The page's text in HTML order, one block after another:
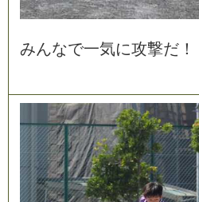
みんなで一気に攻撃だ ！